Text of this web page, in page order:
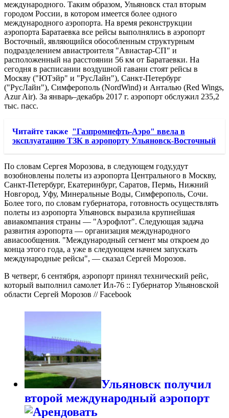
международного. Таким образом, Ульяновск стал вторым
городом России, в котором имеется более одного
международного аэропорта. На время реконструкции
аэропорта Баратаевка все рейсы выполнялись в аэропорт
Восточный, являющийся обособленным структурным
подразделением авиастроителя "Авиастар-СП" и
расположенный на расстоянии 56 км от Баратаевки. На
сегодня в расписании воздушной гавани стоят рейсы в
Москву ("ЮТэйр" и "РусЛайн"), Санкт-Петербург
("РусЛайн"), Симферополь (NordWind) и Анталью (Red Wings,
Azur Air). За январь–декабрь 2017 г. аэропорт обслужил 235,2
тыс. пасс.
Читайте также "Газпромнефть-Аэро" ввела в
эксплуатацию ТЗК в аэропорту Ульяновск-Восточный
По словам Сергея Морозова, в следующем году,удут
возобновлены полеты из аэропорта Центрального в Москву,
Санкт-Петербург, Екатеринбург, Саратов, Пермь, Нижний
Новгород, Уфу, Минеральные Воды, Симферополь, Сочи.
Более того, по словам губернатора, готовность осуществлять
полеты из аэропорта Ульяновск выразила крупнейшая
авиакомпания страны — "Аэрофлот". Следующая задача
развития аэропорта — организация международного
авиасообщения. "Международный сегмент мы откроем до
конца этого года, а уже в следующем начнем запускать
международные рейсы", — сказал Сергей Морозов.
В четверг, 6 сентября, аэропорт принял технический рейс,
который выполнил самолет Ил-76 :: Губернатор Ульяновской
области Сергей Морозов // Facebook
Ульяновск получил
второй международный аэропорт